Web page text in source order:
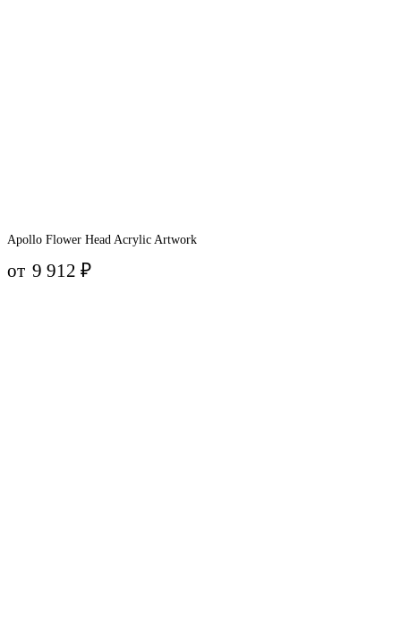
Apollo Flower Head Acrylic Artwork
от 9 912₽